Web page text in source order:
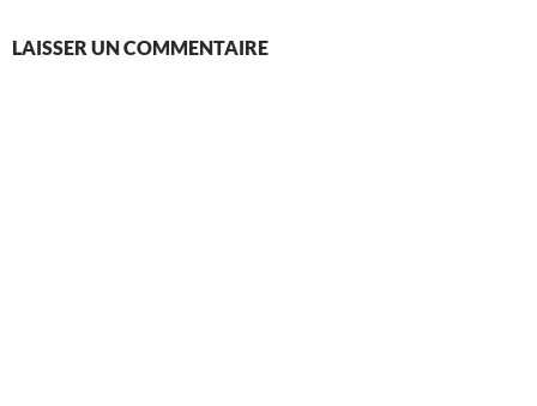
LAISSER UN COMMENTAIRE